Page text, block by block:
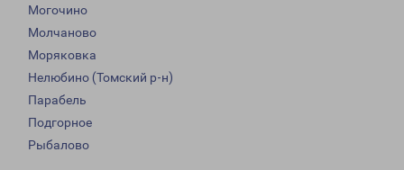
Могочино
Молчаново
Моряковка
Нелюбино (Томский р-н)
Парабель
Подгорное
Рыбалово